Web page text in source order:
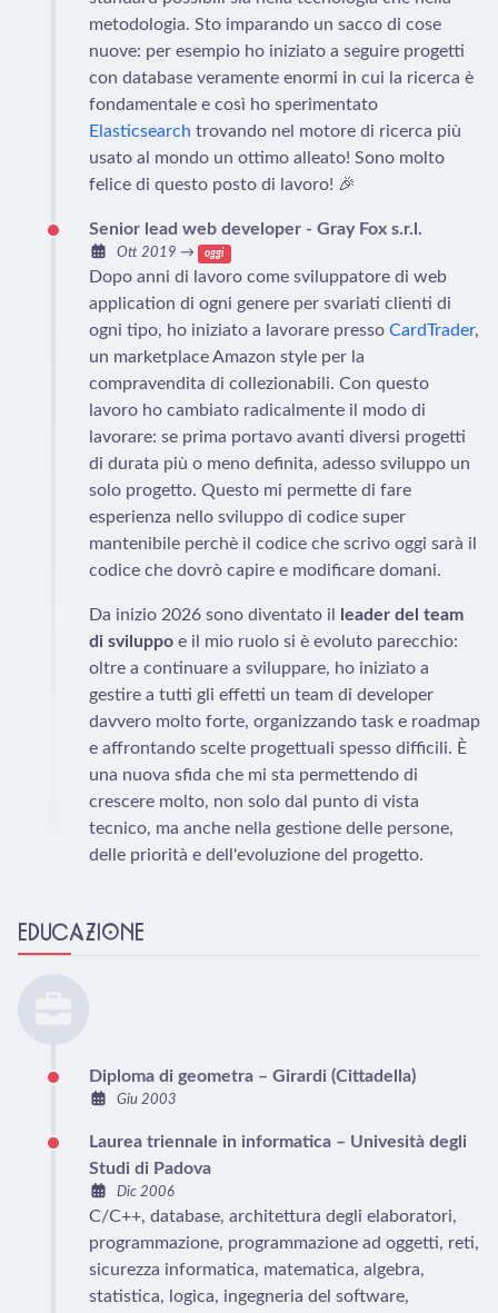
metodologia. Sto imparando un sacco di cose
nuove: per esempio ho iniziato a seguire progetti
con database veramente enormi in cui la ricerca è
fondamentale e così ho sperimentato
Elasticsearch trovando nel motore di ricerca più
usato al mondo un ottimo alleato! Sono molto
felice di questo posto di lavoro! 🎉
Senior lead web developer - Gray Fox s.r.l.
Ott 2019 → oggi
Dopo anni di lavoro come sviluppatore di web
application di ogni genere per svariati clienti di
ogni tipo, ho iniziato a lavorare presso CardTrader,
un marketplace Amazon style per la
compravendita di collezionabili. Con questo
lavoro ho cambiato radicalmente il modo di
lavorare: se prima portavo avanti diversi progetti
di durata più o meno definita, adesso sviluppo un
solo progetto. Questo mi permette di fare
esperienza nello sviluppo di codice super
mantenibile perchè il codice che scrivo oggi sarà il
codice che dovrò capire e modificare domani.
Da inizio 2026 sono diventato il
leader del team
di sviluppo e il mio ruolo si è evoluto parecchio:
oltre a continuare a sviluppare, ho iniziato a
gestire a tutti gli effetti un team di developer
davvero molto forte, organizzando task e roadmap
e affrontando scelte progettuali spesso difficili. È
una nuova sfida che mi sta permettendo di
crescere molto, non solo dal punto di vista
tecnico, ma anche nella gestione delle persone,
delle priorità e dell'evoluzione del progetto.
EDUCAZIONE
Diploma di geometra – Girardi (Cittadella)
Giu 2003
Laurea triennale in informatica – Univesità degli
Studi di Padova
Dic 2006
C/C++, database, architettura degli elaboratori,
programmazione, programmazione ad oggetti, reti,
sicurezza informatica, matematica, algebra,
statistica, logica, ingegneria del software,